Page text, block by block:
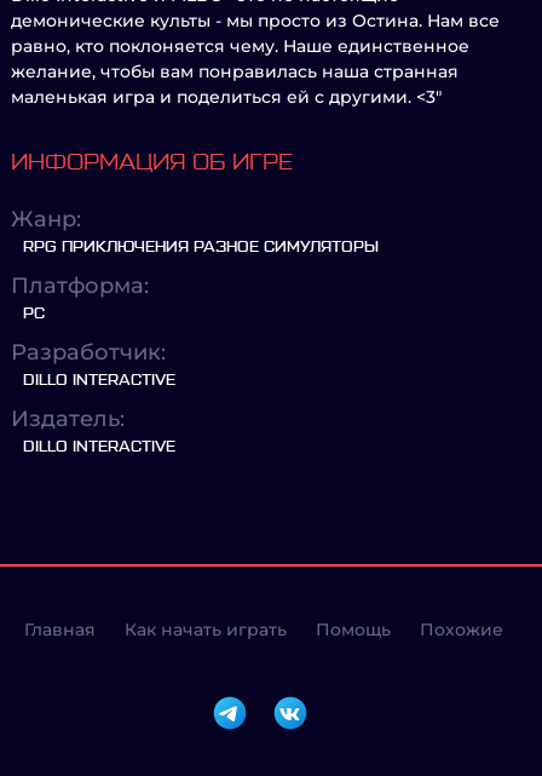
демонические культы - мы просто из Остина. Нам все
равно, кто поклоняется чему. Наше единственное
желание, чтобы вам понравилась наша странная
маленькая игра и поделиться ей с другими. <3"
ИНФОРМАЦИЯ ОБ ИГРЕ
Жанр:
RPG ПРИКЛЮЧЕНИЯ РАЗНОЕ СИМУЛЯТОРЫ
Платформа:
PC
Разработчик:
DILLO INTERACTIVE
Издатель:
DILLO INTERACTIVE
Главная Как начать играть Помощь Похожие